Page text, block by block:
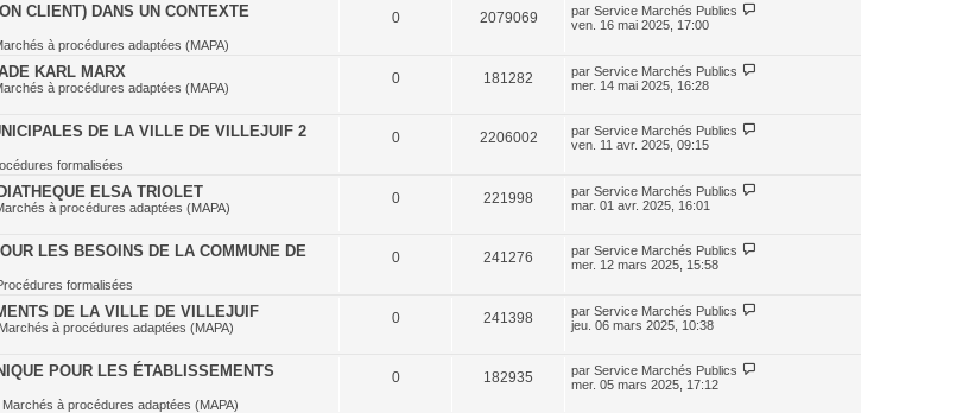
CLIENT) DANS UN CONTEXTE
à procédures adaptées (MAPA)
0 2079069 par Service Marchés Publics
ven. 16 mai 2025, 17:00
KARL MARX
à procédures adaptées (MAPA)
0 181282 par Service Marchés Publics
mer. 14 mai 2025, 16:28
DE LA VILLE DE VILLEJUIF 2
formalisées
0 2206002 par Service Marchés Publics
ven. 11 avr. 2025, 09:15
ELSA TRIOLET
à procédures adaptées (MAPA)
0 221998 par Service Marchés Publics
mar. 01 avr. 2025, 16:01
LES BESOINS DE LA COMMUNE DE
formalisées
0 241276 par Service Marchés Publics
mer. 12 mars 2025, 15:58
DE LA VILLE DE VILLEJUIF
à procédures adaptées (MAPA)
0 241398 par Service Marchés Publics
jeu. 06 mars 2025, 10:38
POUR LES ÉTABLISSEMENTS
à procédures adaptées (MAPA)
0 182935 par Service Marchés Publics
mer. 05 mars 2025, 17:12